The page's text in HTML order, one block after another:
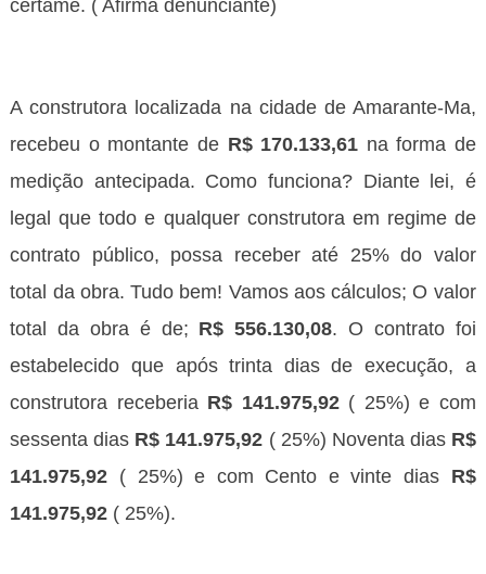
certame. ( Afirma denunciante)
A construtora localizada na cidade de Amarante-Ma,
recebeu o montante de R$ 170.133,61 na forma de
medição antecipada. Como funciona? Diante lei, é
legal que todo e qualquer construtora em regime de
contrato público, possa receber até 25% do valor
total da obra. Tudo bem! Vamos aos cálculos; O valor
total da obra é de; R$ 556.130,08. O contrato foi
estabelecido que após trinta dias de execução, a
construtora receberia R$ 141.975,92( 25%) e com
sessenta dias R$ 141.975,92 ( 25%) Noventa dias R$
141.975,92 ( 25%) e com Cento e vinte dias R$
141.975,92 ( 25%).